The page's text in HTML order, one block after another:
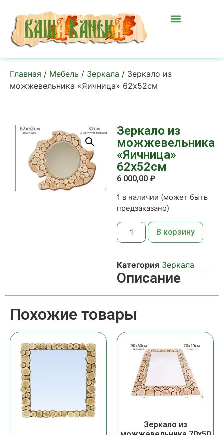
Главная / Мебель / Зеркала / Зеркало из
можжевельника «Яичница» 62х52см
Зеркало из
можжевельника
«Яичница»
62х52см
6 000,00 ₽
1 в наличии (может быть
предзаказано)
В корзину
Категория Зеркала
Описание
Похожие товары
Зеркало из